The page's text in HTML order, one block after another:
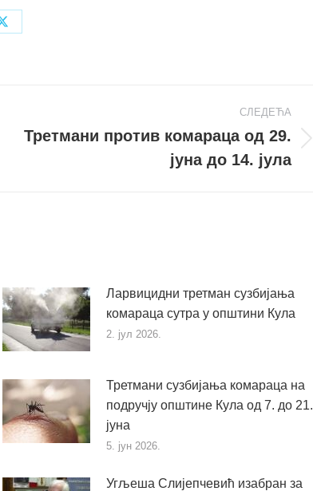
Share
СЛЕДЕЋА
Следећи
Третмани против комараца од 29.
јуна до 14. јула
Ларвицидни третман сузбијања
комараца сутра у општини Кула
2. јул 2026.
Третмани сузбијања комараца на
подручју општине Кула од 7. до 21.
јуна
5. јун 2026.
Угљеша Слијепчевић изабран за